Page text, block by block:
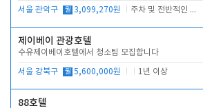
서울 관악구 월 3,099,270원 주차 및 전반적인 당번업무
제이베이 관광호텔
수유제이베이호텔에서 청소팀 모집합니다
서울 강북구 월 5,600,000원 1년 이상
88호텔